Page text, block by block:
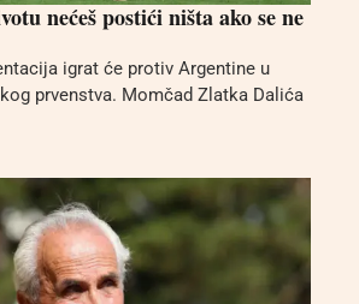
nećeš postići ništa ako se ne
igrat će protiv Argentine u
prvenstva. Momčad Zlatka Dalića